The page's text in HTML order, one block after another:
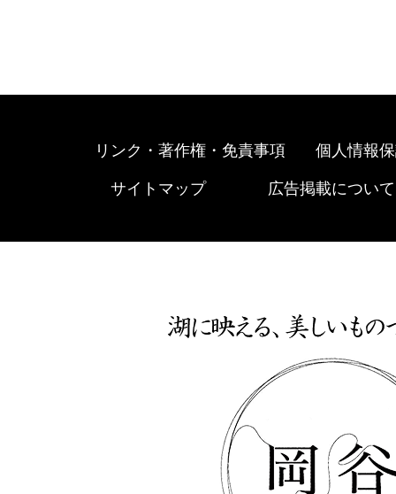
リンク・著作権・免責事項 個人情報
サイトマップ 広告掲載について